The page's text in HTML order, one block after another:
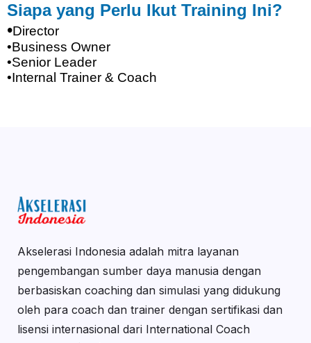
Siapayang Perlu IkutTraining Ini?
•Director
•Business Owner
•Senior Leader
•Internal Trainer & Coach
Akselerasi Indonesia adalah mitra layanan
pengembangan sumber daya manusia dengan
berbasiskan coaching dan simulasi yang didukung
oleh para coach dan trainer dengan sertifikasi dan
lisensi internasional dari International Coach